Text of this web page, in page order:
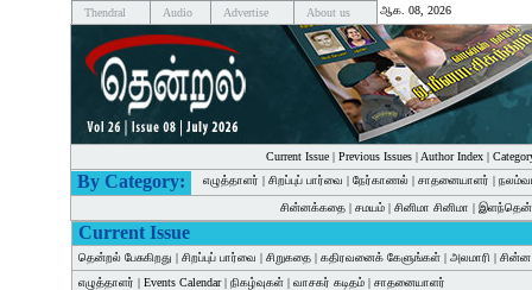
Thendral Audio Advertise About us ஆக. 08, 2026
Current Issue| Previous Issues| Author Index|
By Category: எழுத்தாளர் | சிறப்புப் பார்வை | நேர்காணல் | சாதனையாளர் |
சின்னக்கதை | சமயம் | சினிமா சினிமா |
Current Issue
தென்றல் பேசுகிறது | சிறப்புப் பார்வை | சிறுகதை | கதிரவனைக் கேளுங்கள் | அலமாரி |
எழுத்தாளர் | Events Calendar| நிகழ்வுகள் | வாசகர் கடிதம் | சாதனையாளர்